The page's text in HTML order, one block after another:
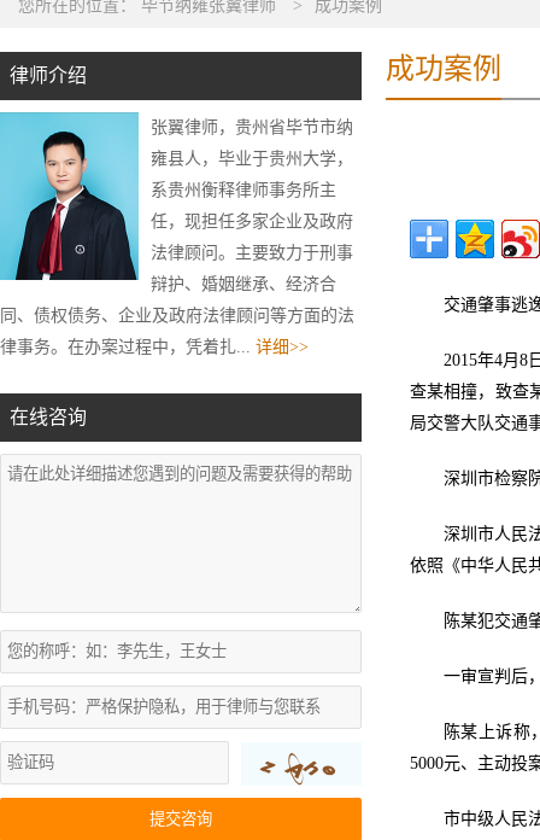
您所在的位置： 毕节纳雍张翼律师 > 成功案例
律师介绍
张翼律师，贵州省毕节市纳
雍县人，毕业于贵州大学，
系贵州衡释律师事务所主
任，现担任多家企业及政府
法律顾问。主要致力于刑事
辩护、婚姻继承、经济合
同、债权债务、企业及政府法律顾问等方面的法
律事务。在办案过程中，凭着扎... 详细>>
在线咨询
提交咨询
成功案例
交通肇事逃
2015年4月8
查某相撞，致查
局交警大队交通
深圳市检察
深圳市人民
依照《中华人民
陈某犯交通
一审宣判后
陈某上诉称
5000元、主动投
市中级人民